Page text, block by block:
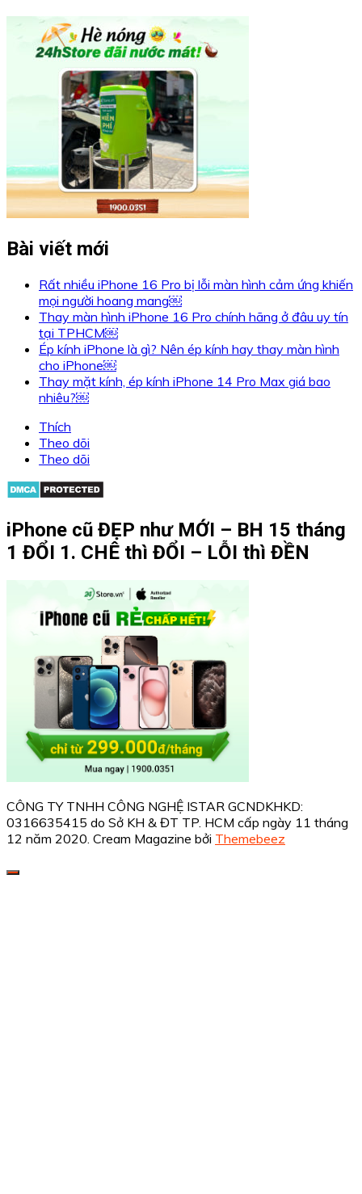
Bài viết mới
Rất nhiều iPhone 16 Pro bị lỗi màn hình cảm ứng khiến
mọi người hoang mang￼
Thay màn hình iPhone 16 Pro chính hãng ở đâu uy tín
tại TPHCM￼
Ép kính iPhone là gì? Nên ép kính hay thay màn hình
cho iPhone￼
Thay mặt kính, ép kính iPhone 14 Pro Max giá bao
nhiêu?￼
Thích
Theo dõi
Theo dõi
iPhone cũ ĐẸP như MỚI – BH 15 tháng
1 ĐỔI 1. CHÊ thì ĐỔI – LỖI thì ĐỀN
CÔNG TY TNHH CÔNG NGHỆ ISTAR GCNDKHKD:
0316635415 do Sở KH & ĐT TP. HCM cấp ngày 11 tháng
12 năm 2020. Cream Magazine bởi Themebeez